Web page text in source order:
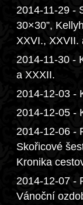
2014-11-29 -
30×30”,
XXVI., XXVII.
2014-11-30 -
a XXXII.
2014-12-03 -
2014-12-05 -
2014-12-06 -
Skořicové
Kronika
2014-12-07 -
Vánoční